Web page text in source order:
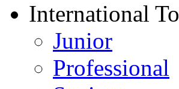
International
Junior
Professional